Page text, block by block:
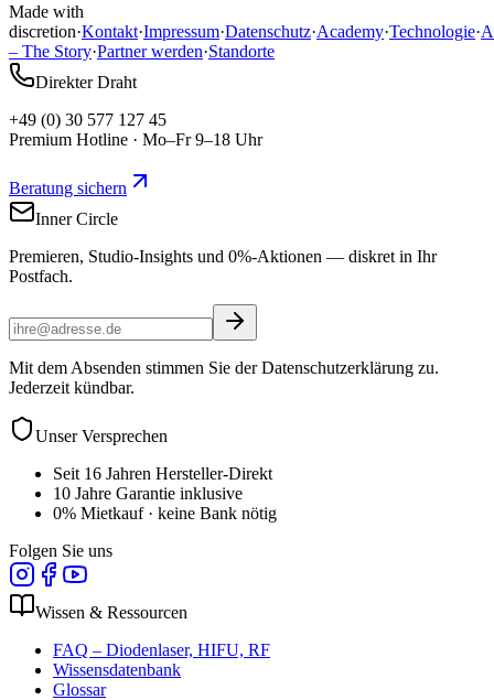
Made with
discretion·Kontakt·Impressum·Datenschutz·Academy·Technologie·
– The Story·Partner werden·Standorte
Direkter Draht
+49 (0) 30 577 127 45
Premium Hotline · Mo–Fr 9–18 Uhr
Beratung sichern
Inner Circle
Premieren, Studio-Insights und 0%-Aktionen — diskret in Ihr
Postfach.
Mit dem Absenden stimmen Sie der Datenschutzerklärung zu.
Jederzeit kündbar.
Unser Versprechen
Seit 16 Jahren Hersteller-Direkt
10 Jahre Garantie inklusive
0% Mietkauf · keine Bank nötig
Folgen Sie uns
Wissen & Ressourcen
FAQ – Diodenlaser, HIFU, RF
Wissensdatenbank
Glossar